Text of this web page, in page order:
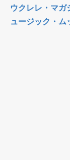
ウクレレ・マガ
ュージック・ム